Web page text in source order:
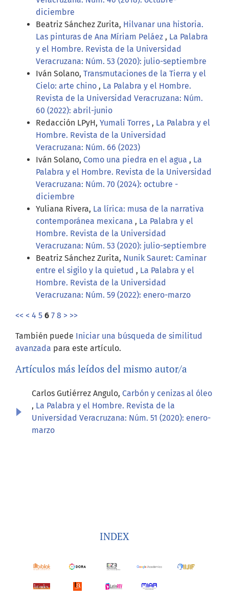
diciembre
Beatriz Sánchez Zurita, Hilvanar una historia.
Las pinturas de Ana Míriam Peláez , La Palabra
y el Hombre. Revista de la Universidad
Veracruzana: Núm. 53 (2020): julio-septiembre
Iván Solano, Transmutaciones de la Tierra y el
Cielo: arte chino , La Palabra y el Hombre.
Revista de la Universidad Veracruzana: Núm.
60 (2022): abril-junio
Redacción LPyH, Yumali Torres , La Palabra y el
Hombre. Revista de la Universidad
Veracruzana: Núm. 66 (2023)
Iván Solano, Como una piedra en el agua , La
Palabra y el Hombre. Revista de la Universidad
Veracruzana: Núm. 70 (2024): octubre -
diciembre
Yuliana Rivera, La lírica: musa de la narrativa
contemporánea mexicana , La Palabra y el
Hombre. Revista de la Universidad
Veracruzana: Núm. 53 (2020): julio-septiembre
Beatriz Sánchez Zurita, Nunik Sauret: Caminar
entre el sigilo y la quietud , La Palabra y el
Hombre. Revista de la Universidad
Veracruzana: Núm. 59 (2022): enero-marzo
<< < 4 5 6 7 8 > >>
También puede Iniciar una búsqueda de similitud
avanzada para este artículo.
Artículos más leídos del mismo autor/a
Carlos Gutiérrez Angulo, Carbón y cenizas al óleo
, La Palabra y el Hombre. Revista de la
Universidad Veracruzana: Núm. 51 (2020): enero-
marzo
INDEX